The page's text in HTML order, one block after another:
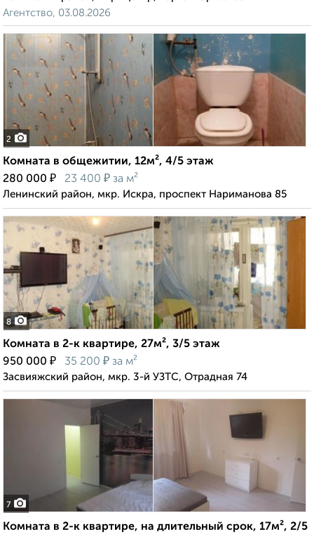
Агентство, 03.08.2026
2
Комната в общежитии, 12м², 4/5 этаж
280 000 ₽ 23 400 ₽ за м²
Ленинский район, мкр. Искра, проспект Нариманова 85
8
Комната в 2-к квартире, 27м², 3/5 этаж
950 000 ₽ 35 200 ₽ за м²
Засвияжский район, мкр. 3-й УЗТС, Отрадная 74
7
Комната в 2-к квартире, на длительный срок, 17м², 2/5